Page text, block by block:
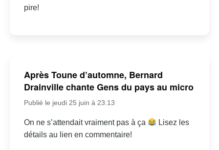
pire!
Après Toune d’automne, Bernard
Drainville chante Gens du pays au micro
Publié le jeudi 25 juin à 23:13
On ne s’attendait vraiment pas à ça
Lisez les
détails au lien en commentaire!